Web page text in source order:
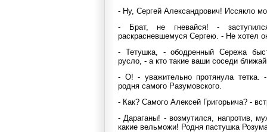
- Ну, Сергей Александрович! Иссякло
- Брат, не гневайся! - заступился
раскрасневшемуся Сергею. - Не хотел
- Тетушка, - ободренный Сережа
русло, - а кто такие ваши соседи
- О! - уважительно протянула тетка.
родня самого Разумовского.
- Как? Самого Алексей Григорьича? -
- Дараганы! - возмутился, напротив,
какие вельможи! Родня пастушка